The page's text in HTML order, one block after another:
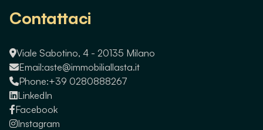
Contattaci
Viale Sabotino, 4 - 20135 Milano
Email:aste@immobiliallasta.it
Phone:+39 0280888267
LinkedIn
Facebook
Instagram